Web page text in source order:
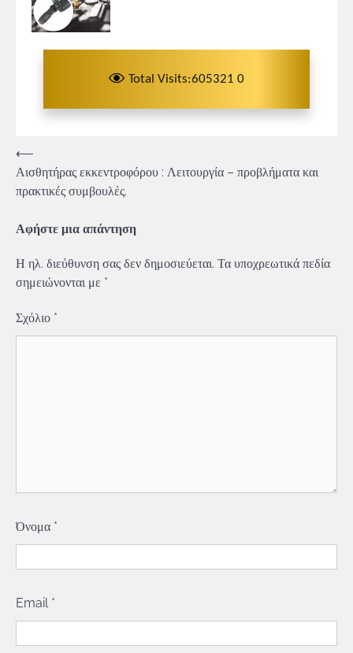
Total Visits:605321 0
Πλοήγηση
άρθρων
⟵
Αισθητήρας εκκεντροφόρου : Λειτουργία – προβλήματα και
πρακτικές συμβουλές.
Αφήστε μια απάντηση
Η ηλ. διεύθυνση σας δεν δημοσιεύεται. Τα υποχρεωτικά πεδία
σημειώνονται με *
Σχόλιο *
Όνομα *
Email *